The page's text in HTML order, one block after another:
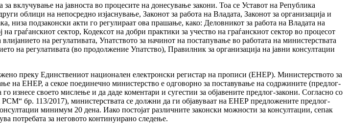
вклучување на јавноста во процесите на донесување закони. Тоа се Уставот на Република
облици на непосредно изјаснување, Законот за работа на Владата, Законот за организација и
низа подзаконски акти го регулираат ова прашање, како: Деловникот за работа на Владата на
граѓанскиот сектор, Кодексот на добри практики за учество на граѓанскиот сектор во процесот
на регулативата, Упатството за начинот на постапување во работата на министерствата
на регулативата (во продолжение Упатство), Правилник за организација на јавни консултации
преку Единствениот национален електронски регистар на прописи (ЕНЕР). Министерството за
ЕНЕР, а секое поединечно министерство е одговорно за поставување на содржините (предлог-
изнесе своето мислење и да даде коментари и сугестии за објавените предлог-закони. Согласно со
бр. 113/2017), министерствата се должни да ги објавуваат на ЕНЕР предложените предлог-
минимум 20 дена. Иако постојат различните законски можности за консултации, сепак
потребата за неговото континуирано следење.